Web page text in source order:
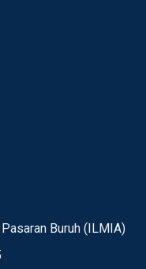
Buruh (ILMIA)